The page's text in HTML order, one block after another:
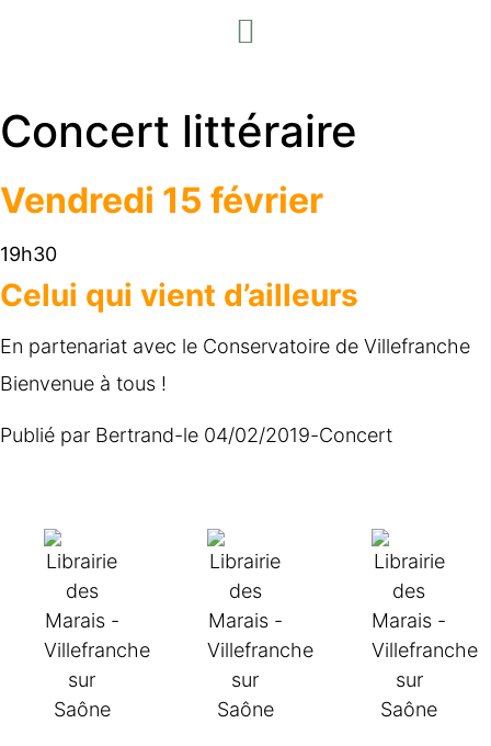
Concert littéraire
Vendredi 15 février
19h30
Celui qui vient d’ailleurs
En partenariat avec le Conservatoire de Villefranche
Bienvenue à tous !
Publié par Bertrand-le 04/02/2019-Concert